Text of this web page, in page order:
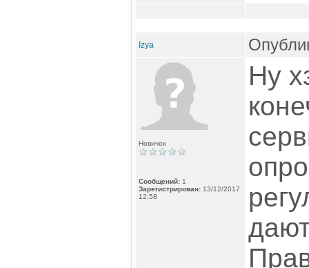
Izya
Новичок
Сообщений: 1
Зарегистрирован: 13/12/2017
12:58
Ну